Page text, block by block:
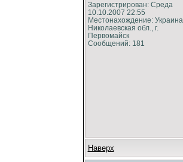
Зарегистрирован: Среда
10.10.2007 22:55
Местонахождение: Украина,
Николаевская обл., г.
Первомайск
Сообщений: 181
Наверх